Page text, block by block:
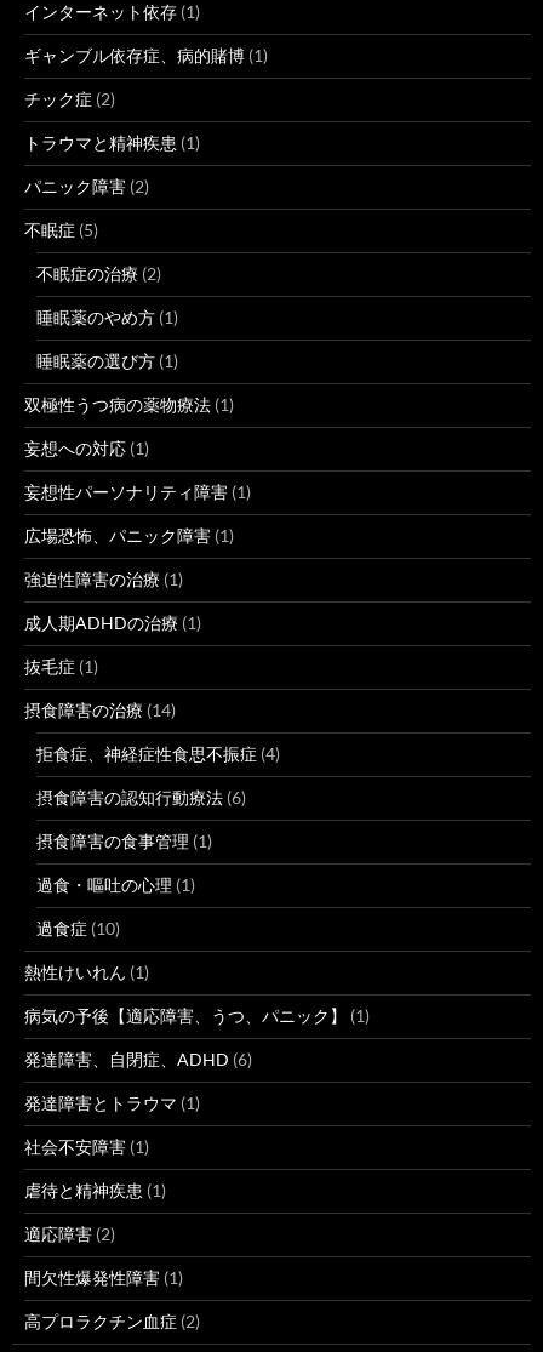
インターネット依存 (1)
ギャンブル依存症、病的賭博 (1)
チック症 (2)
トラウマと精神疾患 (1)
パニック障害 (2)
不眠症 (5)
不眠症の治療 (2)
睡眠薬のやめ方 (1)
睡眠薬の選び方 (1)
双極性うつ病の薬物療法 (1)
妄想への対応 (1)
妄想性パーソナリティ障害 (1)
広場恐怖、パニック障害 (1)
強迫性障害の治療 (1)
成人期ADHDの治療 (1)
抜毛症 (1)
摂食障害の治療 (14)
拒食症、神経症性食思不振症 (4)
摂食障害の認知行動療法 (6)
摂食障害の食事管理 (1)
過食・嘔吐の心理 (1)
過食症 (10)
熱性けいれん (1)
病気の予後【適応障害、うつ、パニック】 (1)
発達障害、自閉症、ADHD (6)
発達障害とトラウマ (1)
社会不安障害 (1)
虐待と精神疾患 (1)
適応障害 (2)
間欠性爆発性障害 (1)
高プロラクチン血症 (2)